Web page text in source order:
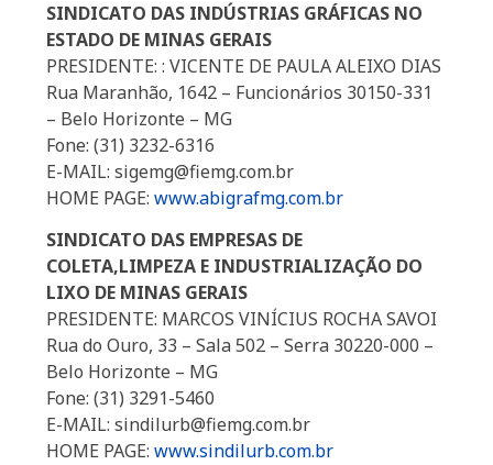
SINDICATO DAS INDÚSTRIAS GRÁFICAS NO
ESTADO DE MINAS GERAIS
PRESIDENTE: : VICENTE DE PAULA ALEIXO DIAS
Rua Maranhão, 1642 – Funcionários 30150-331
– Belo Horizonte – MG
Fone: (31) 3232-6316
E-MAIL: sigemg@fiemg.com.br
HOME PAGE: www.abigrafmg.com.br
SINDICATO DAS EMPRESAS DE
COLETA,LIMPEZA E INDUSTRIALIZAÇÃO DO
LIXO DE MINAS GERAIS
PRESIDENTE: MARCOS VINÍCIUS ROCHA SAVOI
Rua do Ouro, 33 – Sala 502 – Serra 30220-000 –
Belo Horizonte – MG
Fone: (31) 3291-5460
E-MAIL: sindilurb@fiemg.com.br
HOME PAGE:www.sindilurb.com.br